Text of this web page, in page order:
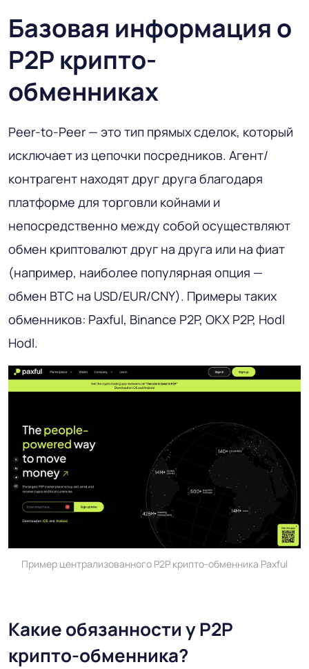
Базовая информация о
P2P крипто-
обменниках
Peer-to-Peer — это тип прямых сделок, который
исключает из цепочки посредников. Агент/
контрагент находят друг друга благодаря
платформе для торговли койнами и
непосредственно между собой осуществляют
обмен криптовалют друг на друга или на фиат
(например, наиболее популярная опция —
обмен BTC на USD/EUR/CNY). Примеры таких
обменников: Paxful, Binance P2P, OKX P2P, Hodl
Hodl.
Пример централизованного P2P крипто-обменника Paxful
Какие обязанности у P2P
крипто-обменника?